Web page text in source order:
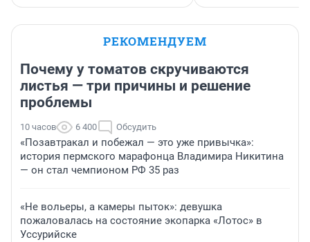
РЕКОМЕНДУЕМ
Почему у томатов скручиваются
листья — три причины и решение
проблемы
10 часов 6 400 Обсудить
«Позавтракал и побежал — это уже привычка»:
история пермского марафонца Владимира Никитина
— он стал чемпионом РФ 35 раз
«Не вольеры, а камеры пыток»: девушка
пожаловалась на состояние экопарка «Лотос» в
Уссурийске